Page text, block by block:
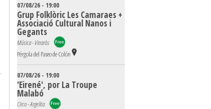
07/08/26 - 19:00
Grup Folklòric Les Camaraes +
Associació Cultural Nanos i
Gegants
Música - Vinaròs
Pérgola del Paseo de Colón
07/08/26 - 19:00
'Eirené', por La Troupe
Malabó
Circo - Argelita